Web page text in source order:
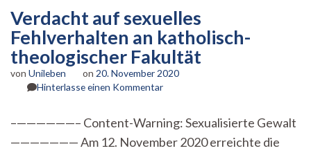
Verdacht auf sexuelles
Fehlverhalten an katholisch-
theologischer Fakultät
von Unileben on 20. November 2020
Hinterlasse einen Kommentarzu
sexuelles
Fehlverhalten
–——————– Content-Warning: Sexualisierte Gewalt
——————— Am 12. November 2020 erreichte die